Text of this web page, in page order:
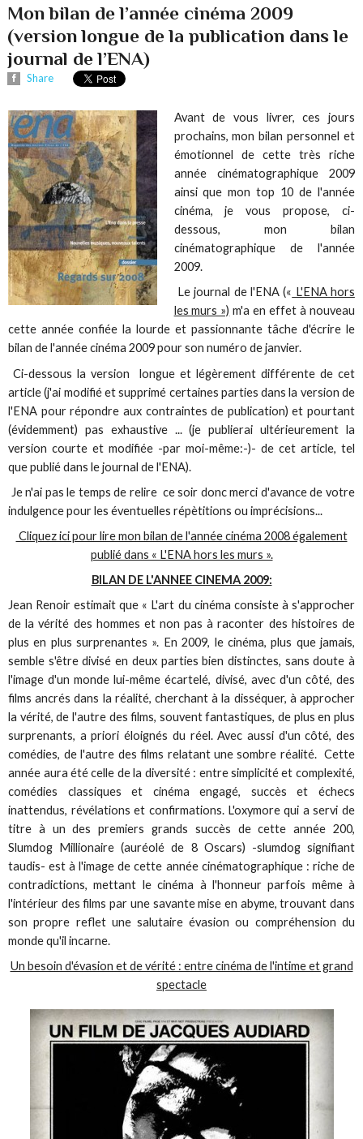
Mon bilan de l’année cinéma 2009
(version longue de la publication dans le
journal de l’ENA)
Share
Avant de vous livrer, ces jours
prochains, mon bilan personnel et
émotionnel de cette très riche
année cinématographique 2009
ainsi que mon top 10 de l'année
cinéma, je vous propose, ci-
dessous, mon bilan
cinématographique de l'année
2009.
Le journal de l'ENA (« L'ENA hors
les murs ») m'a en effet à nouveau
cette année confiée la lourde et passionnante tâche d'écrire le
bilan de l'année cinéma 2009 pour son numéro de janvier.
Ci-dessous la version longue et légèrement différente de cet
article (j'ai modifié et supprimé certaines parties dans la version de
l'ENA pour répondre aux contraintes de publication) et pourtant
(évidemment) pas exhaustive ... (je publierai ultérieurement la
version courte et modifiée -par moi-même:-)- de cet article, tel
que publié dans le journal de l'ENA).
Je n'ai pas le temps de relire ce soir donc merci d'avance de votre
indulgence pour les éventuelles répètitions ou imprécisions...
Cliquez ici pour lire mon bilan de l'année cinéma 2008 également
publié dans « L'ENA hors les murs ».
BILAN DE L'ANNEE CINEMA 2009:
Jean Renoir estimait que « L'art du cinéma consiste à s'approcher
de la vérité des hommes et non pas à raconter des histoires de
plus en plus surprenantes ». En 2009, le cinéma, plus que jamais,
semble s'être divisé en deux parties bien distinctes, sans doute à
l'image d'un monde lui-même écartelé, divisé, avec d'un côté, des
films ancrés dans la réalité, cherchant à la disséquer, à approcher
la vérité, de l'autre des films, souvent fantastiques, de plus en plus
surprenants, a priori éloignés du réel. Avec aussi d'un côté, des
comédies, de l'autre des films relatant une sombre réalité. Cette
année aura été celle de la diversité : entre simplicité et complexité,
comédies classiques et cinéma engagé, succès et échecs
inattendus, révélations et confirmations. L'oxymore qui a servi de
titre à un des premiers grands succès de cette année 200,
Slumdog Millionaire (auréolé de 8 Oscars) -slumdog signifiant
taudis- est à l'image de cette année cinématographique : riche de
contradictions, mettant le cinéma à l'honneur parfois même à
l'intérieur des films par une savante mise en abyme, trouvant dans
son propre reflet une salutaire évasion ou compréhension du
monde qu'il incarne.
Un besoin d'évasion et de vérité : entre cinéma de l'intime et grand
spectacle